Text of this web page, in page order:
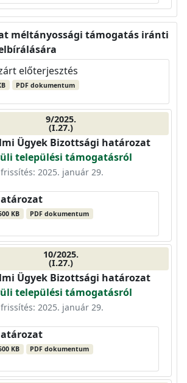
méltányossági támogatás iránti
előterjesztés
PDF dokumentum
9/2025.
(I.27.)
Ügyek Bizottsági határozat
települési támogatásról
2025. január 29.
KB PDF dokumentum
10/2025.
(I.27.)
Ügyek Bizottsági határozat
települési támogatásról
2025. január 29.
KB PDF dokumentum